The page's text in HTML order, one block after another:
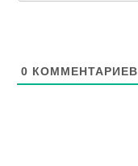
0 КОММЕНТАРИЕВ